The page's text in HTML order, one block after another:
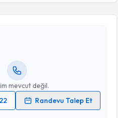
mevcut değil.
Randevu Talep Et